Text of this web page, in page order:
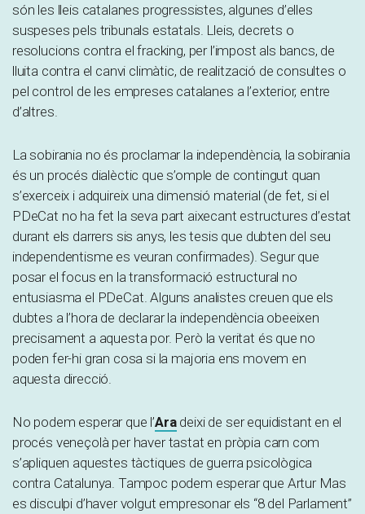
són les lleis catalanes progressistes, algunes d’elles
suspeses pels tribunals estatals. Lleis, decrets o
resolucions contra el fracking, per l’impost als bancs, de
lluita contra el canvi climàtic, de realització de consultes o
pel control de les empreses catalanes a l’exterior, entre
d’altres.
La sobirania no és proclamar la independència, la sobirania
és un procés dialèctic que s’omple de contingut quan
s’exerceix i adquireix una dimensió material (de fet, si el
PDeCat no ha fet la seva part aixecant estructures d’estat
durant els darrers sis anys, les tesis que dubten del seu
independentisme es veuran confirmades). Segur que
posar el focus en la transformació estructural no
entusiasma el PDeCat. Alguns analistes creuen que els
dubtes a l’hora de declarar la independència obeeixen
precisament a aquesta por. Però la veritat és que no
poden fer-hi gran cosa si la majoria ens movem en
aquesta direcció.
No podem esperar que l’Aradeixi de ser equidistant en el
procés veneçolà per haver tastat en pròpia carn com
s’apliquen aquestes tàctiques de guerra psicològica
contra Catalunya. Tampoc podem esperar que Artur Mas
es disculpi d’haver volgut empresonar els “8 del Parlament”